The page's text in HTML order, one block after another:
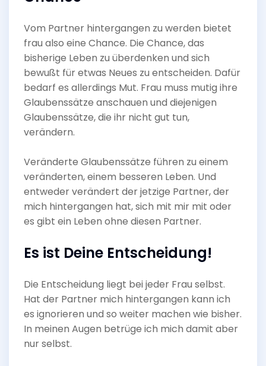
Vom Partner hintergangen zu werden bietet
frau also eine Chance. Die Chance, das
bisherige Leben zu überdenken und sich
bewußt für etwas Neues zu entscheiden. Dafür
bedarf es allerdings Mut. Frau muss mutig ihre
Glaubenssätze anschauen und diejenigen
Glaubenssätze, die ihr nicht gut tun,
verändern.
Veränderte Glaubenssätze führen zu einem
veränderten, einem besseren Leben. Und
entweder verändert der jetzige Partner, der
mich hintergangen hat, sich mit mir mit oder
es gibt ein Leben ohne diesen Partner.
Es ist Deine Entscheidung!
Die Entscheidung liegt bei jeder Frau selbst.
Hat der Partner mich hintergangen kann ich
es ignorieren und so weiter machen wie bisher.
In meinen Augen betrüge ich mich damit aber
nur selbst.